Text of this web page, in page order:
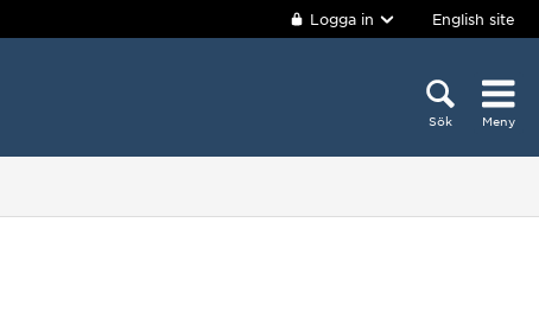
Logga in English site
Sök Meny